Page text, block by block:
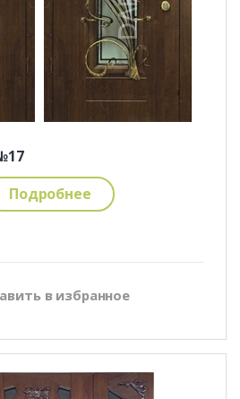
Подробнее
в избранное